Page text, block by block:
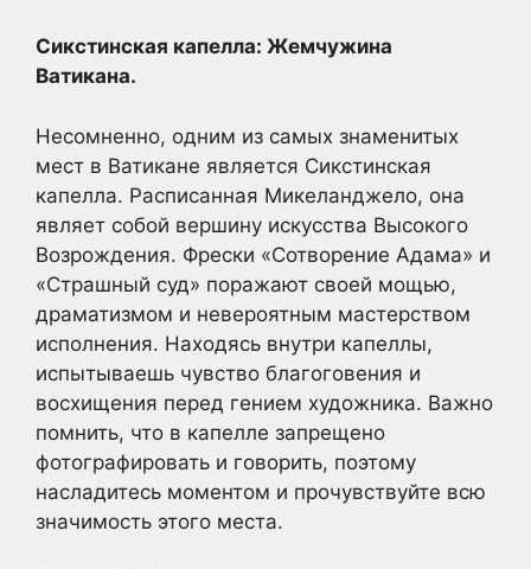
Сикстинская капелла: Жемчужина
Ватикана.
Несомненно, одним из самых знаменитых
мест в Ватикане является Сикстинская
капелла. Расписанная Микеланджело, она
являет собой вершину искусства Высокого
Возрождения. Фрески «Сотворение Адама» и
«Страшный суд» поражают своей мощью,
драматизмом и невероятным мастерством
исполнения. Находясь внутри капеллы,
испытываешь чувство благоговения и
восхищения перед гением художника. Важно
помнить, что в капелле запрещено
фотографировать и говорить, поэтому
насладитесь моментом и прочувствуйте всю
значимость этого места.